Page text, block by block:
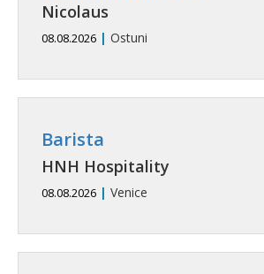
Nicolaus
08.08.2026 | Ostuni
Barista
HNH Hospitality
08.08.2026 | Venice